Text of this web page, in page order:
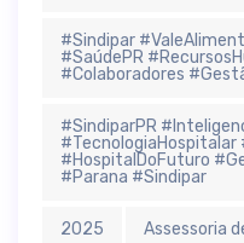
#Sindipar
#SaúdePR
#Colaboradores
#SindiparPR
#TecnologiaHospitalar
#HospitalDoFuturo
#Parana #Sindipar
2025 Assessoria